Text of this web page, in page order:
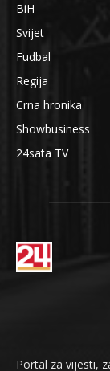
BiH
Svijet
Fudbal
Regija
Crna hronika
Showbusiness
24sata TV
Portal za vijesti,